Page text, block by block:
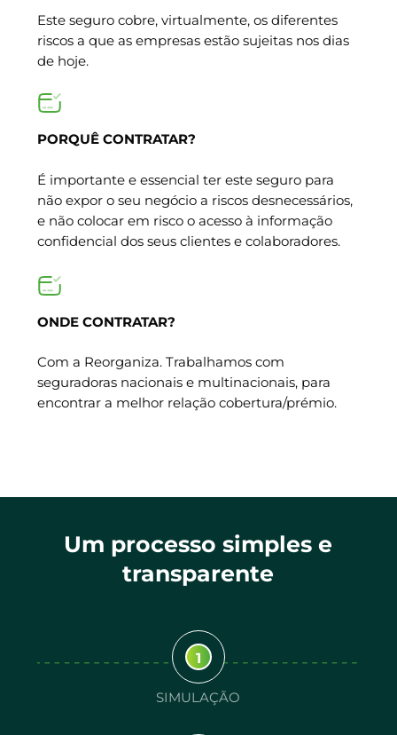
Este seguro cobre, virtualmente, os diferentes
riscos a que as empresas estão sujeitas nos dias
de hoje.
PORQUÊ CONTRATAR?
É importante e essencial ter este seguro para
não expor o seu negócio a riscos desnecessários,
e não colocar em risco o acesso à informação
confidencial dos seus clientes e colaboradores.
ONDE CONTRATAR?
Com a Reorganiza. Trabalhamos com
seguradoras nacionais e multinacionais, para
encontrar a melhor relação cobertura/prémio.
Um processo simples e
transparente
1
SIMULAÇÃO